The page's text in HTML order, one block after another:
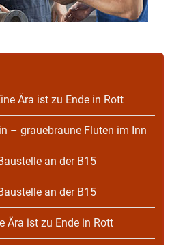
Ära ist zu Ende in Rott
– grauebraune Fluten im Inn
an der B15
an der B15
Ära ist zu Ende in Rott